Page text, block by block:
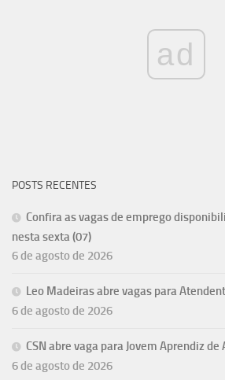
ad
POSTS RECENTES
Confira as vagas de emprego
nesta sexta (07)
6 de agosto de 2026
Leo Madeiras abre vagas para
6 de agosto de 2026
CSN abre vaga para Jovem Aprendiz
6 de agosto de 2026